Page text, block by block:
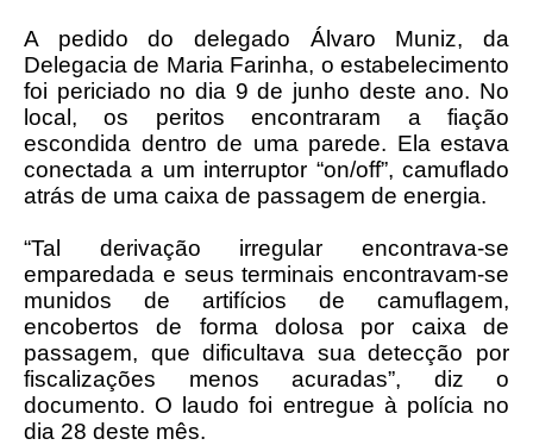
A pedido do delegado Álvaro Muniz, da
Delegacia de Maria Farinha, o estabelecimento
foi periciado no dia 9 de junho deste ano. No
local, os peritos encontraram a fiação
escondida dentro de uma parede. Ela estava
conectada a um interruptor “on/off”, camuflado
atrás de uma caixa de passagem de energia.
“Tal derivação irregular encontrava-se
emparedada e seus terminais encontravam-se
munidos de artifícios de camuflagem,
encobertos de forma dolosa por caixa de
passagem, que dificultava sua detecção por
fiscalizações menos acuradas”, diz o
documento. O laudo foi entregue à polícia no
dia 28 deste mês.